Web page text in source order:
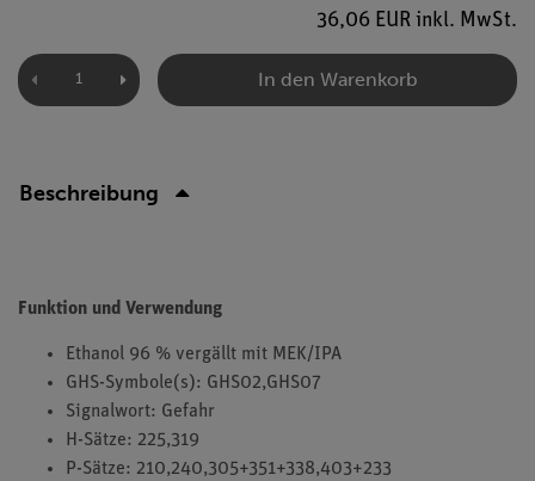
36,06 EUR inkl. MwSt.
In den Warenkorb
Beschreibung
Funktion und Verwendung
Ethanol 96 % vergällt mit MEK/IPA
GHS-Symbole(s): GHS02,GHS07
Signalwort: Gefahr
H-Sätze: 225,319
P-Sätze: 210,240,305+351+338,403+233